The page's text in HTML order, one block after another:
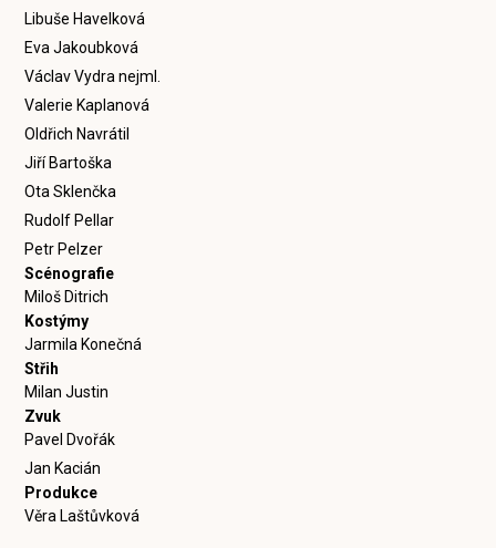
Libuše Havelková
Eva Jakoubková
Václav Vydra nejml.
Valerie Kaplanová
Oldřich Navrátil
Jiří Bartoška
Ota Sklenčka
Rudolf Pellar
Petr Pelzer
Scénografie
Miloš Ditrich
Kostýmy
Jarmila Konečná
Střih
Milan Justin
Zvuk
Pavel Dvořák
Jan Kacián
Produkce
Věra Laštůvková